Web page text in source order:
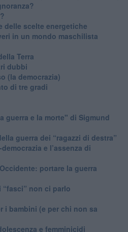
delle scelte energetiche
in un mondo maschilista
Terra
dubbi
(la democrazia)
di tre gradi
guerra e la morte" di Sigmund
guerra dei “ragazzi di destra”
e l’assenza di
portare la guerra
non ci parlo
i bambini (e per chi non sa
e femminicidi